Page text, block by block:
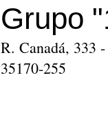
Grupo
R. Canadá, 333
35170-255